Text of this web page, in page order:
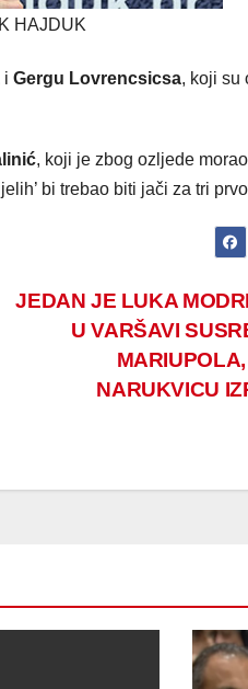
HAJDUK
i Gergu Lovrencsicsa, koji su
, koji je zbog ozljede
bi trebao biti jači za tri
JEDAN JE LUKA
U VARŠAVI
NARUKVICU